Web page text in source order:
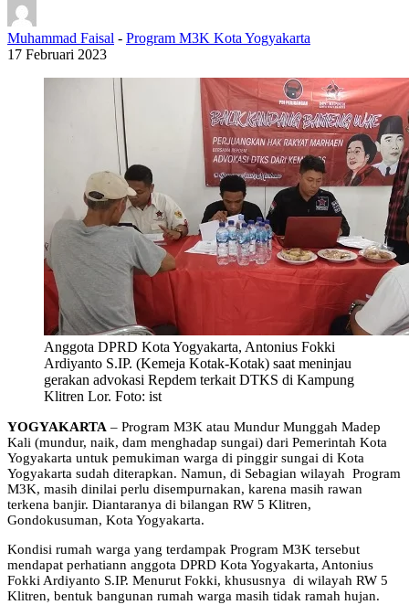
Muhammad Faisal - Program M3K Kota Yogyakarta
17 Februari 2023
Anggota DPRD Kota Yogyakarta, Antonius Fokki
Ardiyanto S.IP. (Kemeja Kotak-Kotak) saat meninjau
gerakan advokasi Repdem terkait DTKS di Kampung
Klitren Lor. Foto: ist
YOGYAKARTA – Program M3K atau Mundur Munggah Madep
Kali (mundur, naik, dam menghadap sungai) dari Pemerintah Kota
Yogyakarta untuk pemukiman warga di pinggir sungai di Kota
Yogyakarta sudah diterapkan. Namun, di Sebagian wilayah Program
M3K, masih dinilai perlu disempurnakan, karena masih rawan
terkena banjir. Diantaranya di bilangan RW 5 Klitren,
Gondokusuman, Kota Yogyakarta.
Kondisi rumah warga yang terdampak Program M3K tersebut
mendapat perhatiann anggota DPRD Kota Yogyakarta, Antonius
Fokki Ardiyanto S.IP. Menurut Fokki, khususnya di wilayah RW 5
Klitren, bentuk bangunan rumah warga masih tidak ramah hujan.